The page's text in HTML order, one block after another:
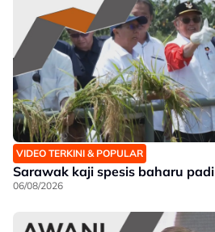
VIDEO TERKINI & POPULAR
Sarawak kaji spesis baharu padi
06/08/2026